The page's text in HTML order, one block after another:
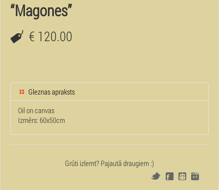
“Magones”
€ 120.00
Gleznas apraksts
Oil on canvas
Izmērs: 60x50cm
Grūti izlemt? Pajautā draugiem :)